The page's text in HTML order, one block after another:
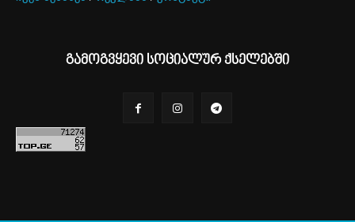
გამოგვყევი სოციალურ ქსელებში